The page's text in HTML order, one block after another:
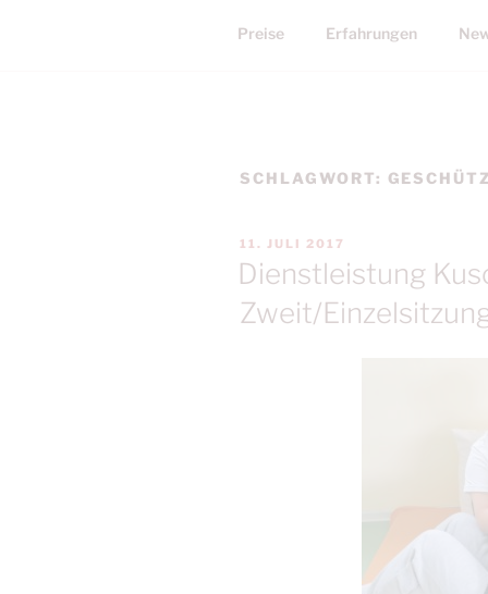
Preise Erfahrungen
SCHLAGWORT:
VERÖFFENTLICHT
11. JULI 2017
Dienstleistung
Zweit/